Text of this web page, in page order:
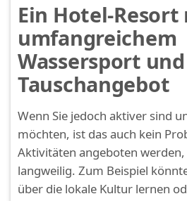
Ein Hotel-
umfangreichem
Wassersport und
Tauschangebot
Wenn Sie jedoch aktiver sind
möchten, ist das auch kein
Aktivitäten angeboten
langweilig. Zum Beispiel
über die lokale Kultur lernen